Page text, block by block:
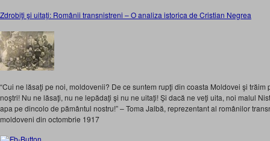
Zdrobiţi şi uitaţi: Românii transnistreni – O analiza istorica de Cristian Negrea
“Cui ne lăsaţi pe noi, moldovenii? De ce suntem rupţi din coasta Moldovei şi
noştri! Nu ne lăsaţi, nu ne lepădaţi şi nu ne uitaţi! Şi dacă ne veţi uita, noi malul
apa pe dincolo de pământul nostru!” – Toma Jalbă, reprezentant al românilor
moldoveni din octombrie 1917